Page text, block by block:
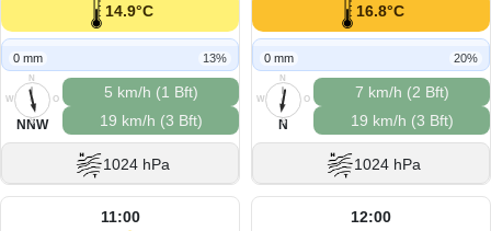
14.9°C
0 mm 13%
N
O
S
W
NNW
5 km/h (1 Bft)
19 km/h (3 Bft)
1024 hPa
16.8°C
0 mm 20%
N
O
S
W
N
7 km/h (2 Bft)
19 km/h (3 Bft)
1024 hPa
11:00 12:00